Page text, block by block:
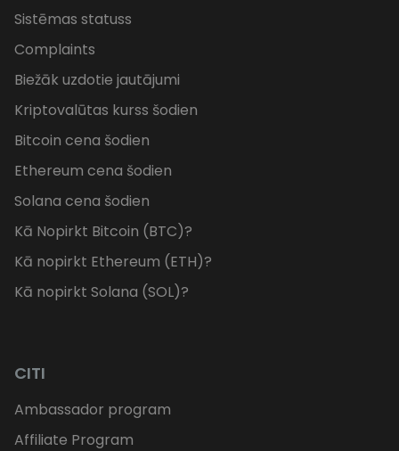
Sistēmas statuss
Complaints
Biežāk uzdotie jautājumi
Kriptovalūtas kurss šodien
Bitcoin cena šodien
Ethereum cena šodien
Solana cena šodien
Kā Nopirkt Bitcoin (BTC)?
Kā nopirkt Ethereum (ETH)?
Kā nopirkt Solana (SOL)?
CITI
Ambassador program
Affiliate Program